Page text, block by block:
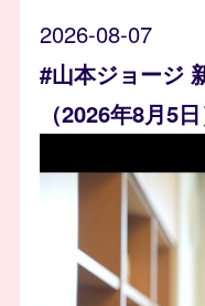
2026-08-07
#山本ジョージ
（2026年8月5